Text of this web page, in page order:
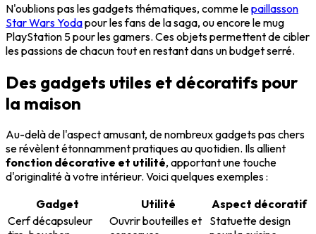
N'oublions pas les gadgets thématiques, comme lepaillasson
Star Wars Yodapour les fans de la saga, ou encore le mug
PlayStation 5 pour les gamers. Ces objets permettent de cibler
les passions de chacun tout en restant dans un budget serré.
Des gadgets utiles et décoratifs pour
la maison
Au-delà de l'aspect amusant, de nombreux gadgets pas chers
se révèlent étonnamment pratiques au quotidien. Ils allient
fonction décorative et utilité, apportant une touche
d'originalité à votre intérieur. Voici quelques exemples :
Gadget
Utilité
Aspect décoratif
Cerf décapsuleur
Ouvrir bouteilles et Statuette design